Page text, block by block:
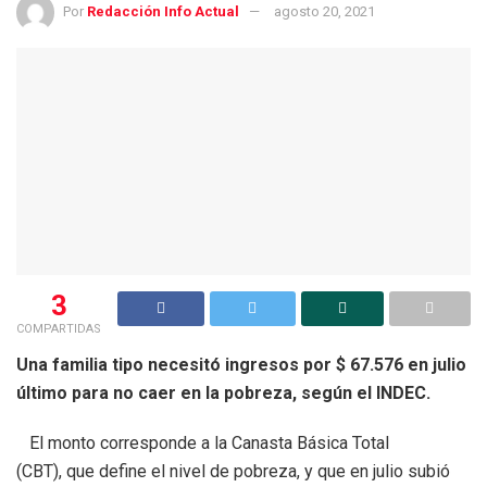
Por Redacción Info Actual agosto 20, 2021
3
COMPARTIDAS
Una familia tipo necesitó ingresos por $ 67.576 en julio
último para no caer en la pobreza, según el INDEC.
El monto corresponde a la Canasta Básica Total
(CBT), que define el nivel de pobreza, y que en julio subió